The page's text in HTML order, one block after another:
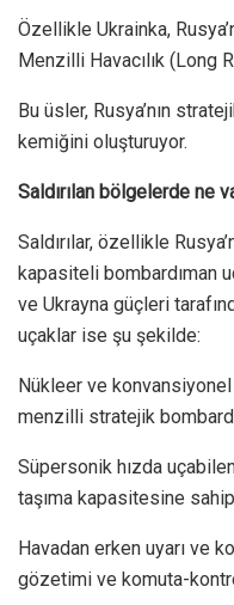
Özellikle Ukrainka,
Menzilli Havacılık (Long
Bu üsler, Rusya’nın
kemiğini oluşturuyor.
Saldırılan bölgelerde ne
Saldırılar, özellikle
kapasiteli bombardıman
ve Ukrayna güçleri
uçaklar ise şu şekilde:
Nükleer ve
menzilli stratejik
Süpersonik hızda
taşıma kapasitesine
Havadan erken uyarı ve
gözetimi ve komuta-